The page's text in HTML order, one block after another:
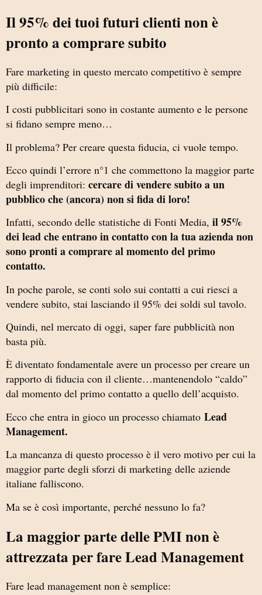
Il 95% dei tuoi futuri clienti non è
pronto a comprare subito
Fare marketing in questo mercato competitivo è sempre
più difficile:
I costi pubblicitari sono in costante aumento e le persone
si fidano sempre meno…
Il problema? Per creare questa fiducia, ci vuole tempo.
Ecco quindi l’errore n°1 che commettono la maggior parte
degli imprenditori: cercare di vendere subito a un
pubblico che (ancora) non si fida di loro!
Infatti, secondo delle statistiche di Fonti Media, il 95%
dei lead che entrano in contatto con la tua azienda non
sono pronti a comprare al momento del primo
contatto.
In poche parole, se conti solo sui contatti a cui riesci a
vendere subito, stai lasciando il 95% dei soldi sul tavolo.
Quindi, nel mercato di oggi, saper fare pubblicità non
basta più.
È diventato fondamentale avere un processo per creare un
rapporto di fiducia con il cliente…mantenendolo “caldo”
dal momento del primo contatto a quello dell’acquisto.
Ecco che entra in gioco un processo chiamato Lead
Management.
La mancanza di questo processo è il vero motivo per cui la
maggior parte degli sforzi di marketing delle aziende
italiane falliscono.
Ma se è così importante, perché nessuno lo fa?
La maggior parte delle PMI non è
attrezzata per fare Lead Management
Fare lead management non è semplice: